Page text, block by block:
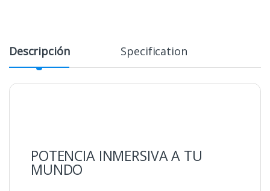
Descripción Specification
POTENCIA INMERSIVA A TU
MUNDO